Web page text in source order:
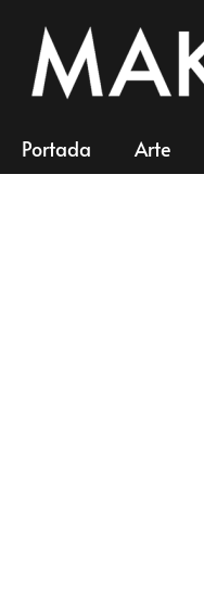
Portada Arte